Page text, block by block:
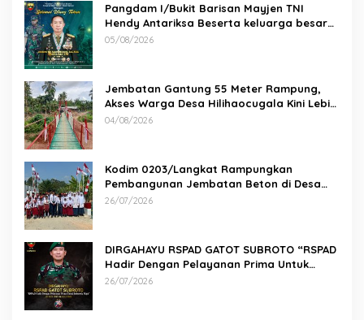
Pangdam I/Bukit Barisan Mayjen TNI
Hendy Antariksa Beserta keluarga besar
Kodam I/BB Mengucapkan : Selamat Ulang
05/08/2026
Jembatan Gantung 55 Meter Rampung,
Akses Warga Desa Hilihaocugala Kini Lebih
Aman
04/08/2026
Kodim 0203/Langkat Rampungkan
Pembangunan Jembatan Beton di Desa
Paluh Manis
26/07/2026
DIRGAHAYU RSPAD GATOT SUBROTO “RSPAD
Hadir Dengan Pelayanan Prima Untuk
Indonesia Maju” 26 JULI 1950 – 26 JULI 2026
26/07/2026